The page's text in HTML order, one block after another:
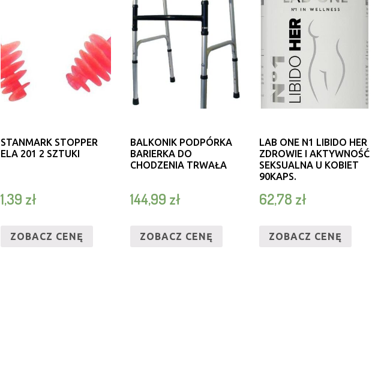
STANMARK STOPPER
ELA 201 2 SZTUKI
1,39 zł
ZOBACZ CENĘ
BALKONIK PODPÓRKA
BARIERKA DO
CHODZENIA TRWAŁA
144,99 zł
ZOBACZ CENĘ
LAB ONE N1 LIBIDO HER
ZDROWIE I AKTYWNOŚĆ
SEKSUALNA U KOBIET
90KAPS.
62,78 zł
ZOBACZ CENĘ